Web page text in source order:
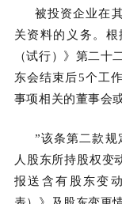
被投资企业在
关资料的义务。
（试行）》第二十
东会结束后5个工
事项相关的董事会
”该条第二款规
人股东所持股权变
报送含有股东变